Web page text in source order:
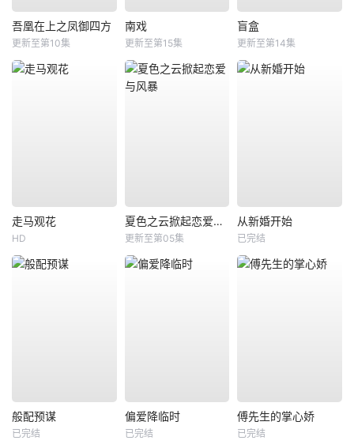
吾凰在上之凤御四方
更新至第10集
南戏
更新至第15集
盲盒
更新至第14集
走马观花
HD
夏色之云掀起恋爱与风暴
更新至第05集
从新婚开始
已完结
般配预谋
已完结
偏爱降临时
已完结
傅先生的掌心娇
已完结